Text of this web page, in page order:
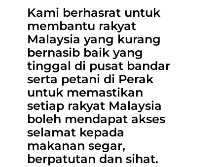
Kami berhasrat untuk
membantu rakyat
Malaysia yang kurang
bernasib baik yang
tinggal di pusat bandar
serta petani di Perak
untuk memastikan
setiap rakyat Malaysia
boleh mendapat akses
selamat kepada
makanan segar,
berpatutan dan sihat.